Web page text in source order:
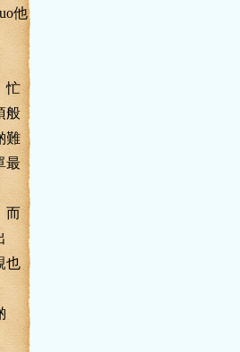
他
忙
般
難
最
而
也